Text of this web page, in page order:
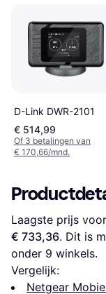
D-Link DWR-2101
€ 514,99
Of 3 betalingen van
€ 170,66/mnd.
Laagste prijs voor
€ 733,36. Dit is
onder 9 winkels.
Vergelijk:
Netgear